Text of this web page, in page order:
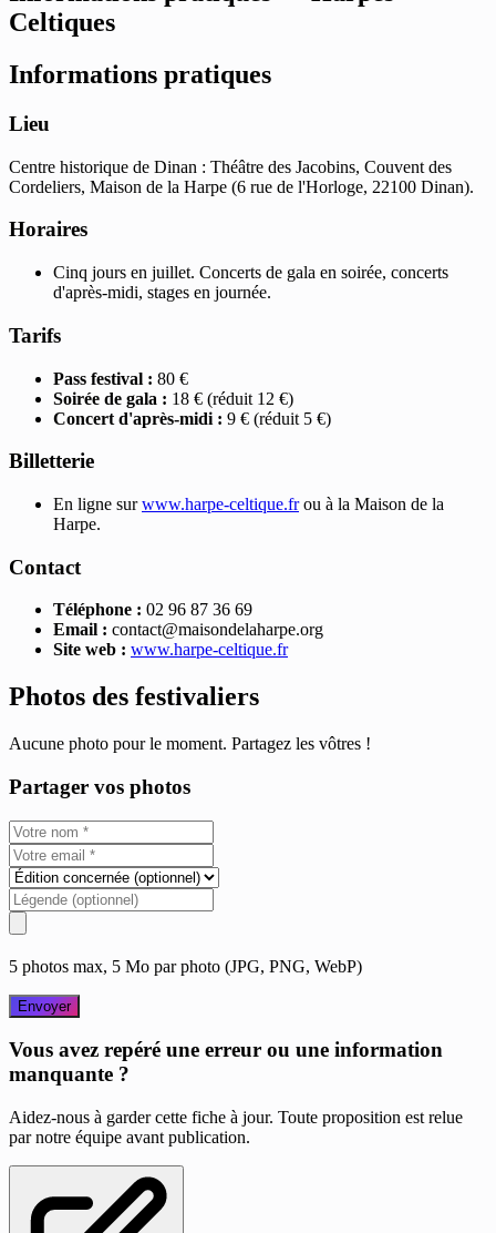
Celtiques
Informations pratiques
Lieu
Centre historique de Dinan : Théâtre des Jacobins, Couvent des
Cordeliers, Maison de la Harpe (6 rue de l'Horloge, 22100 Dinan).
Horaires
Cinq jours en juillet. Concerts de gala en soirée, concerts
d'après-midi, stages en journée.
Tarifs
Pass festival : 80 €
Soirée de gala : 18 € (réduit 12 €)
Concert d'après-midi : 9 € (réduit 5 €)
Billetterie
En ligne surwww.harpe-celtique.frou à la Maison de la
Harpe.
Contact
Téléphone : 02 96 87 36 69
Email : contact@maisondelaharpe.org
Site web : www.harpe-celtique.fr
Photos des festivaliers
Aucune photo pour le moment. Partagez les vôtres !
Partager vos photos
5 photos max, 5 Mo par photo (JPG, PNG, WebP)
Envoyer
Vous avez repéré une erreur ou une information
manquante ?
Aidez-nous à garder cette fiche à jour. Toute proposition est relue
par notre équipe avant publication.